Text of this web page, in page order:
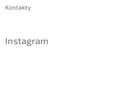
Kontakty
Instagram